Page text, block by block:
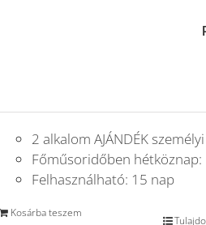
2 alkalom AJÁNDÉK
Főműsoridőben
Felhasználható: 15 nap
Kosárba teszem